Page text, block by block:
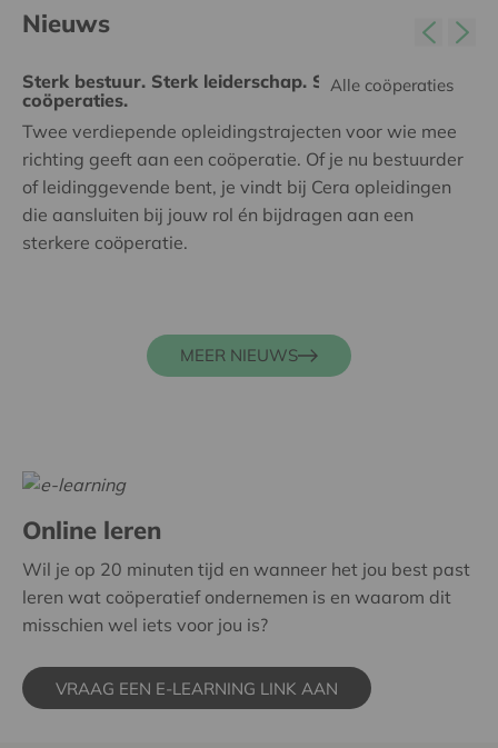
Nieuws
Alle coöperaties
Sterk bestuur. Sterk leiderschap. Sterke
coöperaties.
Twee verdiepende opleidingstrajecten voor wie mee
richting geeft aan een coöperatie. Of je nu bestuurder
of leidinggevende bent, je vindt bij Cera opleidingen
die aansluiten bij jouw rol én bijdragen aan een
sterkere coöperatie.
MEER NIEUWS
Online leren
Wil je op 20 minuten tijd en wanneer het jou best past
leren wat coöperatief ondernemen is en waarom dit
misschien wel iets voor jou is?
VRAAG EEN E-LEARNING LINK AAN